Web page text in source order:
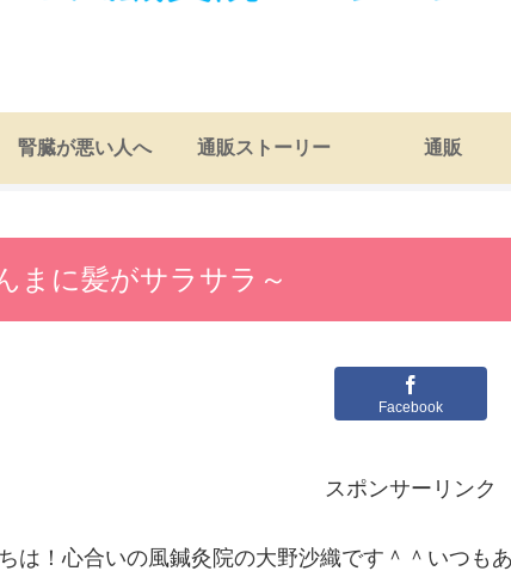
腎臓が悪い人へ 通販ストーリー 通販
まに髪がサラサラ～
Facebook
スポンサーリンク
は！心合いの風鍼灸院の大野沙織です＾＾いつも